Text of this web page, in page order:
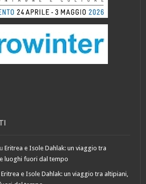
Eritrea e Isole Dahlak: un viaggio tra
luoghi fuori dal tempo
Eritrea e Isole Dahlak: un viaggio tra altipiani,